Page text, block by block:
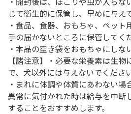
じて衛生的に保管し、早めに与え
・食品、食器、おもちゃ、ペッ
手の届かないところに保管してく
・本品の空き袋をおもちゃにしな
【諸注意】・必要な栄養素は生
で、犬以外には与えないでください
・まれに体調や体質にあわない場
異常に気付かれた時は給与を中断
することをおすすめします。